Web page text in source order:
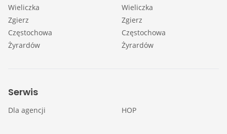
Wieliczka
Zgierz
Częstochowa
Żyrardów
Wieliczka
Zgierz
Częstochowa
Żyrardów
Serwis
Dla agencji HOP